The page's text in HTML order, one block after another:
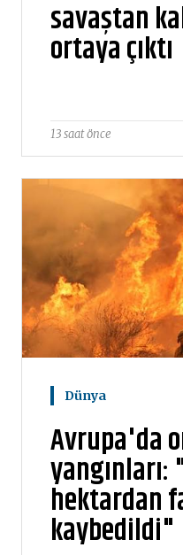
savaştan
ortaya çıktı
13 saat önce
Dünya
Avrupa'da
yangınları:
hektardan
kaybedildi"